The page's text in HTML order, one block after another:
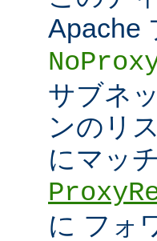
Apache
サブネ
ンのリ
にマッ
に フォ